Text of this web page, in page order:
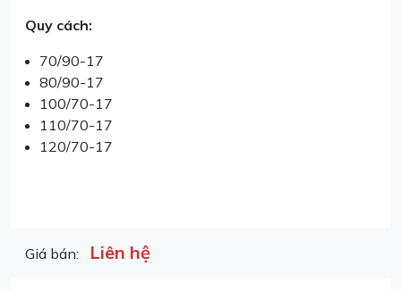
Quy cách:
70/90-17
80/90-17
100/70-17
110/70-17
120/70-17
Giá bán: Liên hệ